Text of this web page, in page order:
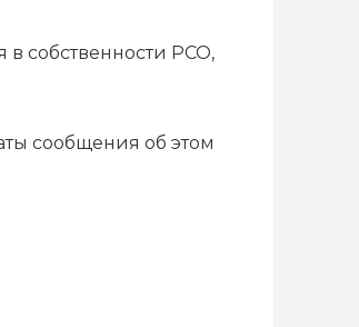
в собственности РСО,
сообщения об этом